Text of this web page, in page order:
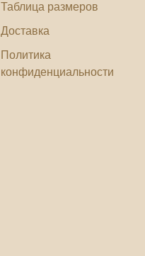
Таблица размеров
Доставка
Политика
конфиденциальности